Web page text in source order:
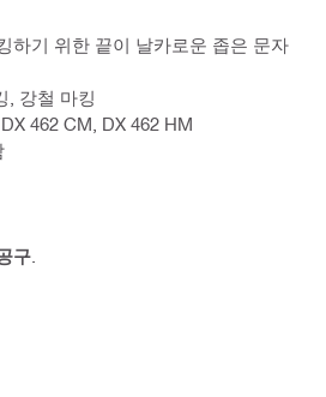
하기 위한 끝이 날카로운 좁은 문자
, 강철 마킹
462 CM, DX 462 HM
구